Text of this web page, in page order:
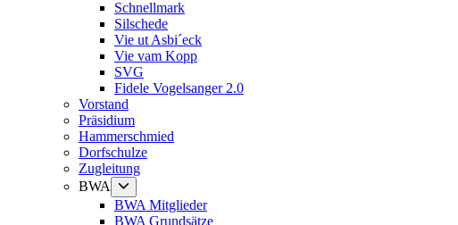
Schnellmark
Silschede
Vie ut Asbi´eck
Vie vam Kopp
SVG
Fidele Vogelsanger 2.0
Vorstand
Präsidium
Hammerschmied
Dorfschulze
Zugleitung
BWA
anzeigen
BWA Mitglieder
BWA Grundsätze